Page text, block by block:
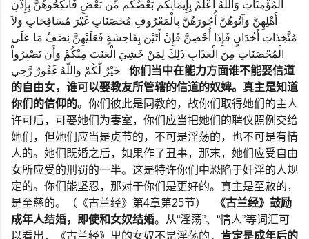
الْمُؤْمِنَاتِ وَاللّهُ أَعْلَمُ بِإِيمَانِكُمْ بَعْضُكُم مِّن بَعْضٍ فَانكِحُوهُنَّ بِإِذْنِ
أَهْلِهِنَّ وَآتُوهُنَّ أُجُورَهُنَّ بِالْمَعْرُوفِ مُحْصَنَاتٍ غَيْرَ مُسَافِحَاتٍ وَلاَ
مُتَّخِذَاتِ أَخْدَانٍ فَإِذَا أُحْصِنَّ فَإِنْ أَتَيْنَ بِفَاحِشَةٍ فَعَلَيْهِنَّ نِصْفُ مَا عَلَى
الْمُحْصَنَاتِ مِنَ الْعَذَابِ ذَلِكَ لِمَنْ خَشِيَ الْعَنَتَ مِنْكُمْ وَأَن تَصْبِرُواْ
你们当中在能力方面谁不能娶信道
的自由女，谁可以娶教友所管辖的信道的奴婢。真主是知道
你们的信仰的。你们彼此是同教的，故你们取得她们的主人
许可后，可娶她们为妻室，你们应当把她们的聘仪照例交给
她们，但她们应当是贞节的，不可是淫荡的，也不可是有情
人的。她们既婚之后，如果作了丑事，那末，她们应受自由
女所应受的刑罚的一半。这是特许你们中恐陷于奸淫的人规
定的。你们能坚忍，那对于你们是更好的。真主是至赦的，
是至慈的。（《古兰经》第4章第25节）
《古兰经》鼓励
成年人结婚，即使和女奴结婚。从“淫荡”、 “情人”等词汇可
以看出，《古兰经》里的女奴不是淫荡的， 肯定是成年后的